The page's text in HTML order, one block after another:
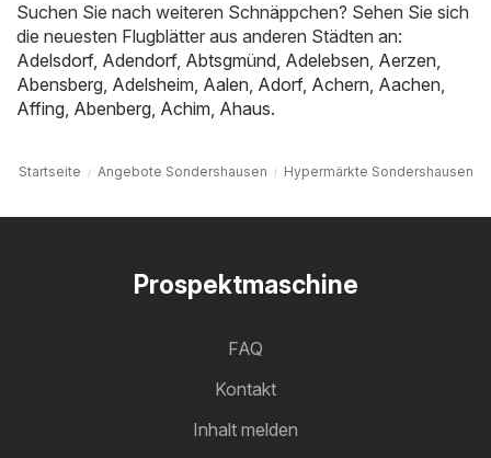
Suchen Sie nach weiteren Schnäppchen? Sehen Sie sich
die neuesten Flugblätter aus anderen Städten an:
Adelsdorf, Adendorf, Abtsgmünd, Adelebsen, Aerzen,
Abensberg, Adelsheim, Aalen, Adorf, Achern, Aachen,
Affing, Abenberg, Achim, Ahaus.
Startseite Angebote Sondershausen Hypermärkte Sondershausen
Prospektmaschine
FAQ
Kontakt
Inhalt melden